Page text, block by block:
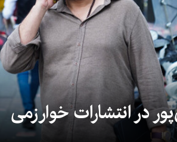
در انتشارات خوارزمی